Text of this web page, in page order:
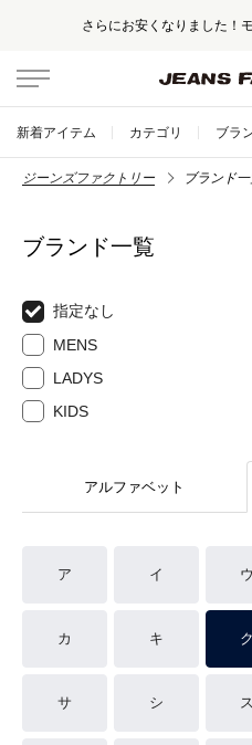
さらにお安くなりました！
新着アイテム カテゴリ ブラ
ジーンズファクトリー ブランド
ブランド一覧
指定なし
MENS
LADYS
KIDS
アルファベット
ア イ ウ
カ キ ク
サ シ ス